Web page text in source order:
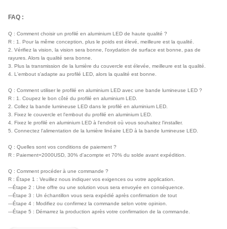
Application
Q : Comment choisir un profilé en aluminium LED de haute qualité ?
R : 1. Pour la même conception, plus le poids est élevé, meilleure est la qualité.
2. Vérifiez la vision, la vision sera bonne, l'oxydation de surface est bonne, pas de
rayures. Alors la qualité sera bonne.
3. Plus la transmission de la lumière du couvercle est élevée, meilleure est la qualité.
4. L'embout s'adapte au profilé LED, alors la qualité est bonne.